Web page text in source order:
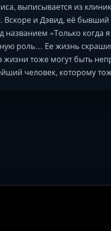
выписывается из
Вскоре и Дэвид, её
названием «Только
роль… Ее жизнь
жизни тоже могут быть
человек, которому